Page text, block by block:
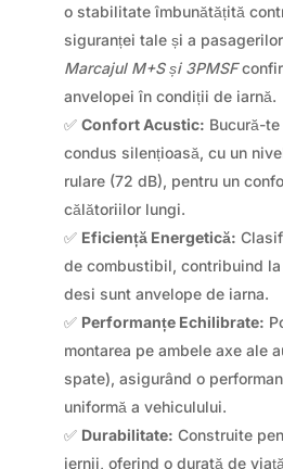
o stabilitate îmbunătățită
siguranței tale și a
Marcajul M+S și 3PMSF
anvelopei în condiții de iarnă.
✅ Confort Acustic: Bucură-
condus silențioasă, cu un
rulare (72 dB), pentru un
călătoriilor lungi.
✅ Eficiență Energetică:
de combustibil, contribuind la
desi sunt anvelope de iarna.
✅ Performanțe Echilibrate:
montarea pe ambele axe ale
spate), asigurând o
uniformă a vehiculului.
✅ Durabilitate: Construite
iernii, oferind o durată de